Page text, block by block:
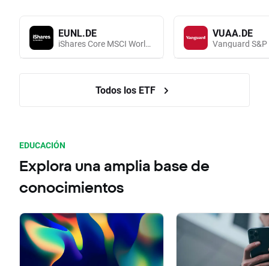
EUNL.DE
iShares Core MSCI World UCITS (Acc EUR)
VUAA.DE
Todos los ETF
EDUCACIÓN
Explora una amplia base de
conocimientos